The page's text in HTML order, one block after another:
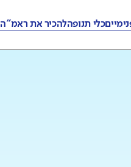
כלי תנופהלהכיר את ראמ"ה